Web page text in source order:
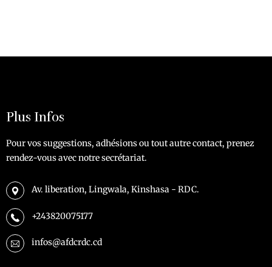
Plus Infos
Pour vos suggestions, adhésions ou tout autre contact, prenez
rendez-vous avec notre secrétariat.
Av. liberation, Lingwala, Kinshasa - RDC.
+243820075177
infos@afdcrdc.cd